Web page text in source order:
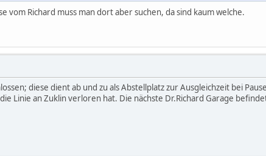
vom Richard muss man dort aber suchen, da sind kaum welche.
diese dient ab und zu als Abstellplatz zur Ausgleichzeit bei
Linie an Zuklin verloren hat. Die nächste Dr.Richard Garage